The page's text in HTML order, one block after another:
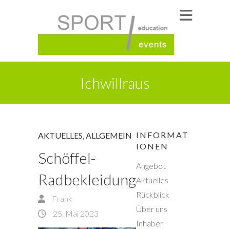
Ichwillraus
AKTUELLES,ALLGEMEIN
Schöffel-
Radbekleidung
Frank
25. Mai 2023
INFORMAT
IONEN
Angebot
Aktuelles
Rückblick
Über uns
Inhaber